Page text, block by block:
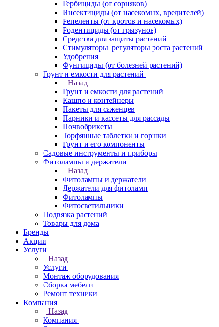
Гербициды (от сорняков)
Инсектициды (от насекомых, вредителей)
Репеленты (от кротов и насекомых)
Родентициды (от грызунов)
Средства для защиты растений
Стимуляторы, регуляторы роста растений
Удобрения
Фунгициды (от болезней растений)
Грунт и емкости для растений
Назад
Грунт и емкости для растений
Кашпо и контейнеры
Пакеты для саженцев
Парники и кассеты для рассады
Почвобрикеты
Торфянные таблетки и горшки
Грунт и его компоненты
Садовые инструменты и приборы
Фитолампы и держатели
Назад
Фитолампы и держатели
Держатели для фитоламп
Фитолампы
Фитосветильники
Подвязка растений
Товары для дома
Бренды
Акции
Услуги
Назад
Услуги
Монтаж оборудования
Сборка мебели
Ремонт техники
Компания
Назад
Компания